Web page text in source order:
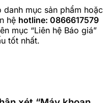
mục sản phẩm hoặc
hệ hotline: 0866617579
mục “Liên hệ Báo giá”
tốt nhất.